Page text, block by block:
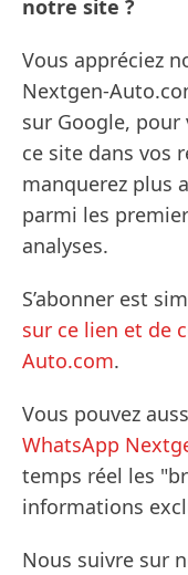
notre site ?
Vous appréciez
Nextgen-
sur Google, pour
ce site dans vos
manquerez plus
parmi les
analyses.
S’abonner est
sur ce lien et de
Auto.com.
Vous pouvez
WhatsApp
temps réel les
informations
Nous suivre sur